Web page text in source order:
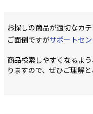
お探しの商品が適切なカ
ご面倒ですがサポートセ
商品検索しやすくなるよ
りますので、ぜひご理解